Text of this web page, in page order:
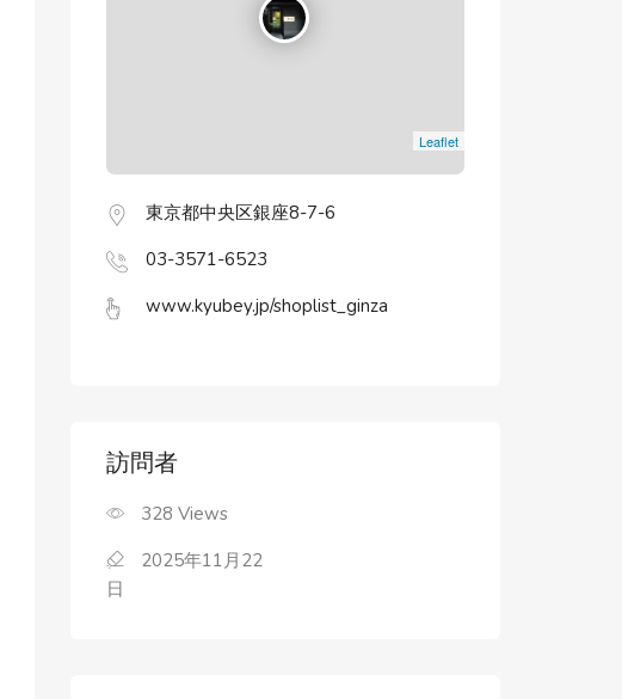
Leaflet
東京都中央区銀座8-7-6
03-3571-6523
www.kyubey.jp/shoplist_ginza
訪問者
328 Views
2025年11月22
日